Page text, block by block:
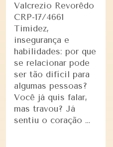
Valcrezio Revorêdo
CRP-17/4661
Timidez,
insegurança e
habilidades: por que
se relacionar pode
ser tão difícil para
algumas pessoas?
Você já quis falar,
mas travou? Já
sentiu o coração …